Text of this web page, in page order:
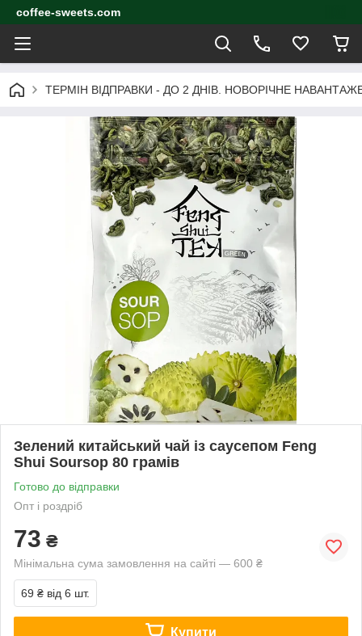
coffee-sweets.com
ТЕРМІН ВІДПРАВКИ - ДО 2 ДНІВ. НОВОРІЧНЕ
Зелений китайський чай із саусепом Feng
Shui Soursop 80 грамів
Готово до відправки
Опт і роздріб
73 ₴
Мінімальна сума замовлення на сайті — 600 ₴
69 ₴ від 6 шт.
Купити